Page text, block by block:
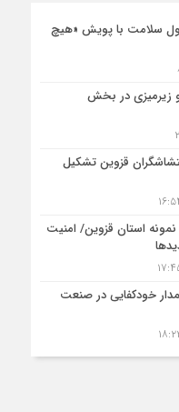
سلامت با پویش «هیچ‌
زیرمیزی در بخش
اغتشاشگران قزوین تشکیل
نمونه استان قزوین/ امنیت
خودکفایی در صنعت